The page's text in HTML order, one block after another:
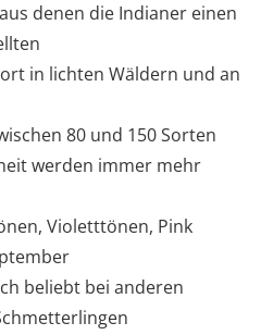
denen die Indianer einen
in lichten Wäldern und an
80 und 150 Sorten
werden immer mehr
Violetttönen, Pink
beliebt bei anderen